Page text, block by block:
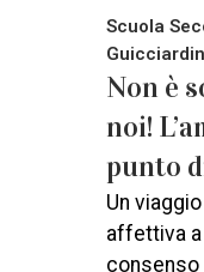
Scuola
Non è
noi!
punto
Un
affettiva
consenso